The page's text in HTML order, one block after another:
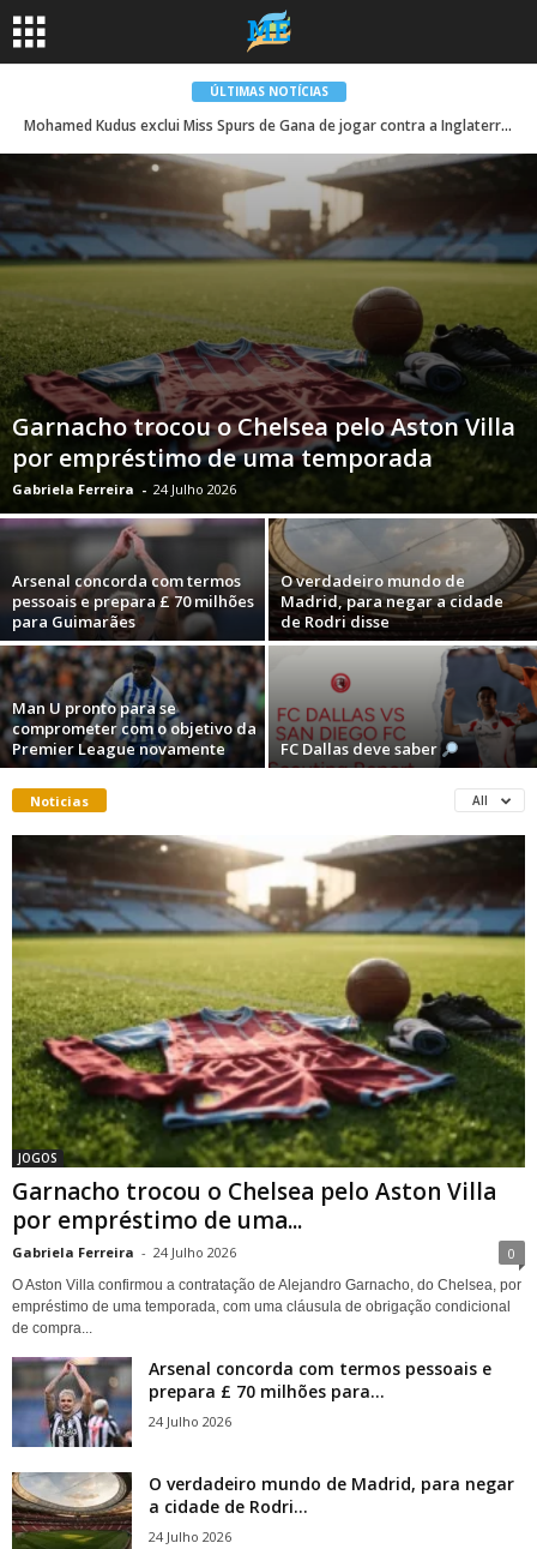
ÚLTIMAS NOTÍCIAS
Mohamed Kudus exclui Miss Spurs de Gana de jogar contra a Inglaterra na Copa do Mundo de 2026
Garnacho trocou o Chelsea pelo Aston Villa
por empréstimo de uma temporada
Gabriela Ferreira - 24 Julho 2026
Arsenal concorda com termos
pessoais e prepara £ 70 milhões
para Guimarães
O verdadeiro mundo de
Madrid, para negar a cidade
de Rodri disse
Man U pronto para se
comprometer com o objetivo da
Premier League novamente
FC Dallas deve saber
Noticias All
JOGOS
Garnacho trocou o Chelsea pelo Aston Villa
por empréstimo de uma...
Gabriela Ferreira - 24 Julho 2026 0
O Aston Villa confirmou a contratação de Alejandro Garnacho, do Chelsea, por
empréstimo de uma temporada, com uma cláusula de obrigação condicional
de compra...
Arsenal concorda com termos pessoais e
prepara £ 70 milhões para...
24 Julho 2026
O verdadeiro mundo de Madrid, para negar
a cidade de Rodri...
24 Julho 2026